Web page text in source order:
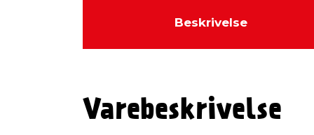
Beskrivelse
Varebeskrivelse